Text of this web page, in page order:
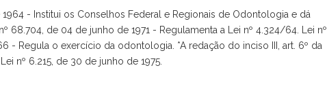
1964 - Institui os Conselhos Federal e Regionais de Odontologia e dá
68.704, de 04 de junho de 1971 - Regulamenta a Lei nº 4.324/64. Lei nº
- Regula o exercício da odontologia. *A redação do inciso III, art. 6º da
nº 6.215, de 30 de junho de 1975.